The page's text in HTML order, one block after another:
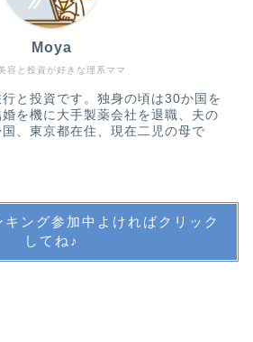
容と投資が好きな理系ママ
Moya
と投資です。独身の頃は30か国を
を機に大手製薬会社を退職、夫の
、東京都在住、現在二児の母で
ング参加中よければクリック
してね♪
バックパッカーの記憶
育・英語・公文・中学
受験
公文